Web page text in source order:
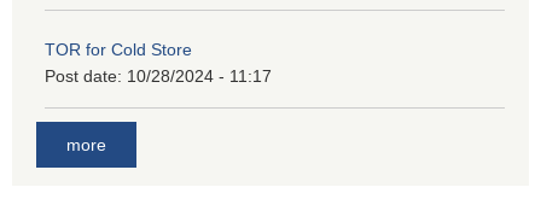
TOR for Cold Store
Post date: 10/28/2024 - 11:17
more